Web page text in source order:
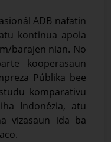
ADB nafatin
kontinua apoia
barajen nian. No
kooperasaun
Públika bee
komparativu
Indonézia, atu
vizasaun ida ba